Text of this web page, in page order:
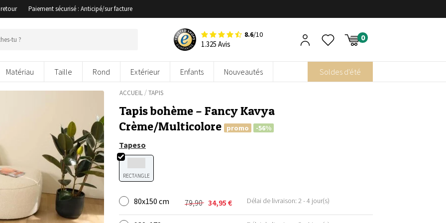
Paiement sécurisé : Anticipé/sur facture
8.6/10
1.325 Avis
Matériau Taille Rond Extérieur Enfants Nouveautés Soldes d'été
ACCUEIL/TAPIS
Tapis bohème – Fancy Kavya
Crème/Multicolore
promo -56%
Tapeso
RECTANGLE
80x150 cm 79,90
Le
prix
34,95 €
Le
prix
Délai de livraison: 2 - 4 jour(s)